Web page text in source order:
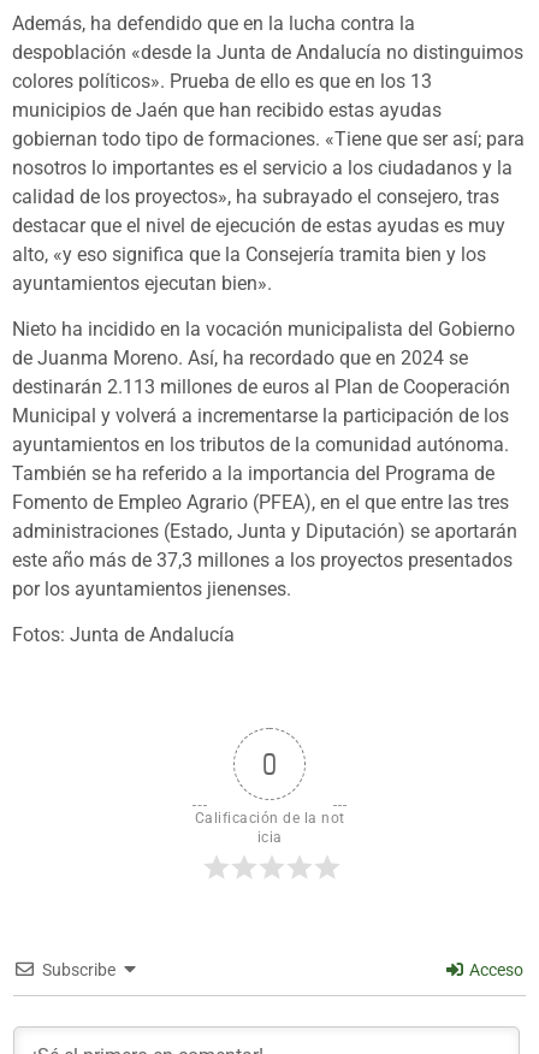
Además, ha defendido que en la lucha contra la
despoblación «desde la Junta de Andalucía no distinguimos
colores políticos». Prueba de ello es que en los 13
municipios de Jaén que han recibido estas ayudas
gobiernan todo tipo de formaciones. «Tiene que ser así; para
nosotros lo importantes es el servicio a los ciudadanos y la
calidad de los proyectos», ha subrayado el consejero, tras
destacar que el nivel de ejecución de estas ayudas es muy
alto, «y eso significa que la Consejería tramita bien y los
ayuntamientos ejecutan bien».
Nieto ha incidido en la vocación municipalista del Gobierno
de Juanma Moreno. Así, ha recordado que en 2024 se
destinarán 2.113 millones de euros al Plan de Cooperación
Municipal y volverá a incrementarse la participación de los
ayuntamientos en los tributos de la comunidad autónoma.
También se ha referido a la importancia del Programa de
Fomento de Empleo Agrario (PFEA), en el que entre las tres
administraciones (Estado, Junta y Diputación) se aportarán
este año más de 37,3 millones a los proyectos presentados
por los ayuntamientos jienenses.
Fotos: Junta de Andalucía
0
Calificación de la not
icia
Subscribe Acceso